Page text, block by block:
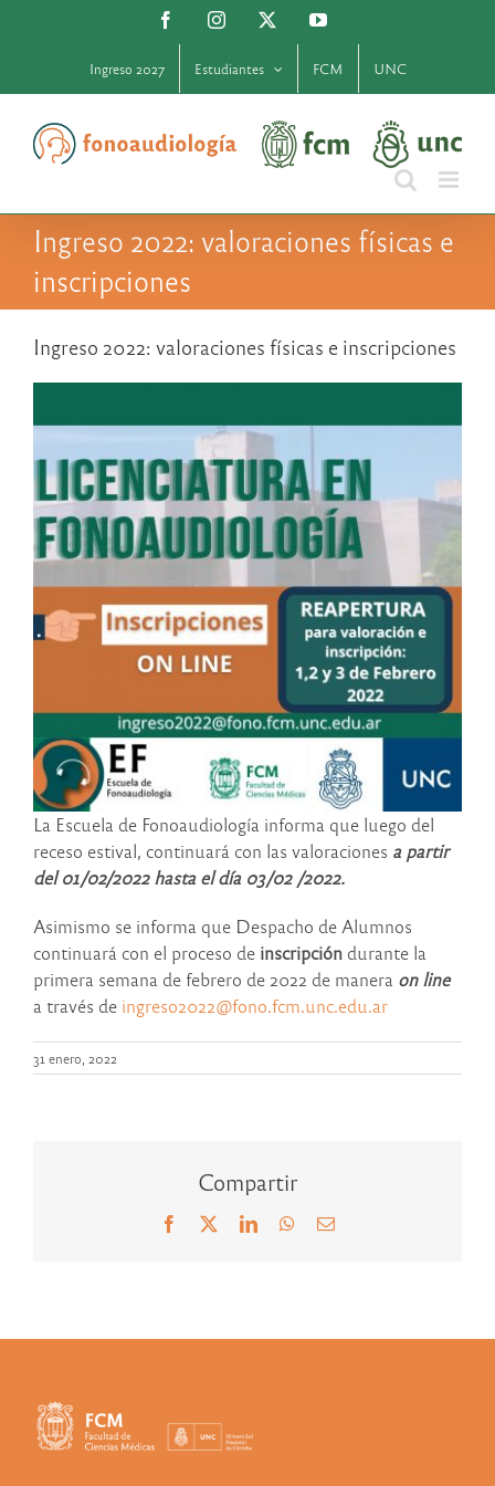
FacebookInstagram YouTube
Ingreso 2027 Estudiantes FCM UNC
Ingreso 2022: valoraciones físicas e
inscripciones
Ingreso 2022: valoraciones físicas e inscripciones
La Escuela de Fonoaudiología informa que luego del
receso estival, continuará con las valoraciones a partir
del 01/02/2022 hasta el día 03/02 /2022.
Asimismo se informa que Despacho de Alumnos
continuará con el proceso de inscripción durante la
primera semana de febrero de 2022 de manera on line
a través de ingreso2022@fono.fcm.unc.edu.ar
31 enero, 2022
Compartir
Facebook LinkedInWhatsApp
Correo